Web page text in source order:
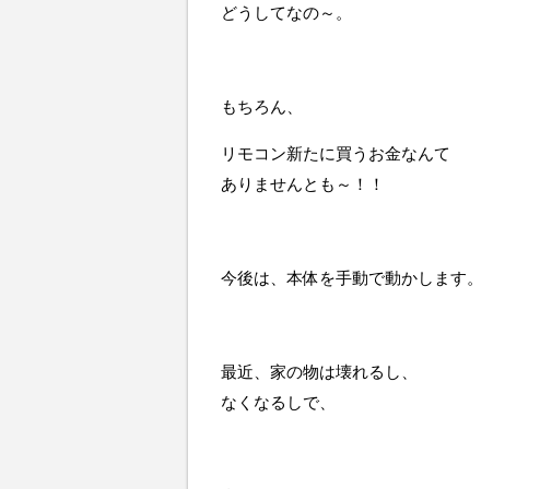
どうしてなの～。
もちろん、
リモコン新たに買うお金なんて
ありませんとも～！！
今後は、本体を手動で動かします。
最近、家の物は壊れるし、
なくなるしで、